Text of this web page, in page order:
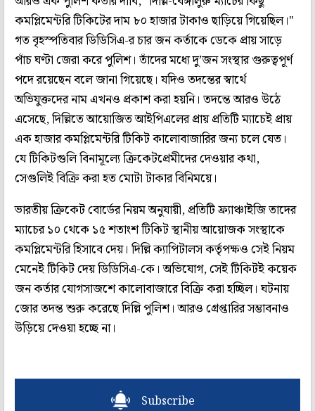
কমপ্লিমেন্টরি টিকিটের দাম ৮০ হাজার টাকাও ছাড়িয়ে গিয়েছিল।"
গত বৃহস্পতিবার ডিডিসিএ-র চার জন কর্তাকে ডেকে প্রায় সাড়ে
পাঁচ ঘণ্টা জেরা করে পুলিশ। তাঁদের মধ্যে দু’জন সংস্থার গুরুত্বপূর্ণ
পদে রয়েছেন বলে জানা গিয়েছে। যদিও তদন্তের স্বার্থে
অভিযুক্তদের নাম এখনও প্রকাশ করা হয়নি। তদন্তে আরও উঠে
এসেছে, দিল্লিতে আয়োজিত আইপিএলের প্রায় প্রতিটি ম্যাচেই প্রায়
এক হাজার কমপ্লিমেন্টরি টিকিট কালোবাজারির জন্য চলে যেত।
যে টিকিটগুলি বিনামূল্যে ক্রিকেটপ্রেমীদের দেওয়ার কথা,
সেগুলিই বিক্রি করা হত মোটা টাকার বিনিময়ে।
ভারতীয় ক্রিকেট বোর্ডের নিয়ম অনুযায়ী, প্রতিটি ফ্র্যাঞ্চাইজি তাদের
ম্যাচের ১০ থেকে ১৫ শতাংশ টিকিট স্থানীয় আয়োজক সংস্থাকে
কমপ্লিমেন্টরি হিসাবে দেয়। দিল্লি ক্যাপিটালস কর্তৃপক্ষও সেই নিয়ম
মেনেই টিকিট দেয় ডিডিসিএ-কে। অভিযোগ, সেই টিকিটই কয়েক
জন কর্তার যোগসাজশে কালোবাজারে বিক্রি করা হচ্ছিল। ঘটনায়
জোর তদন্ত শুরু করেছে দিল্লি পুলিশ। আরও গ্রেপ্তারির সম্ভাবনাও
উড়িয়ে দেওয়া হচ্ছে না।
Subscribe